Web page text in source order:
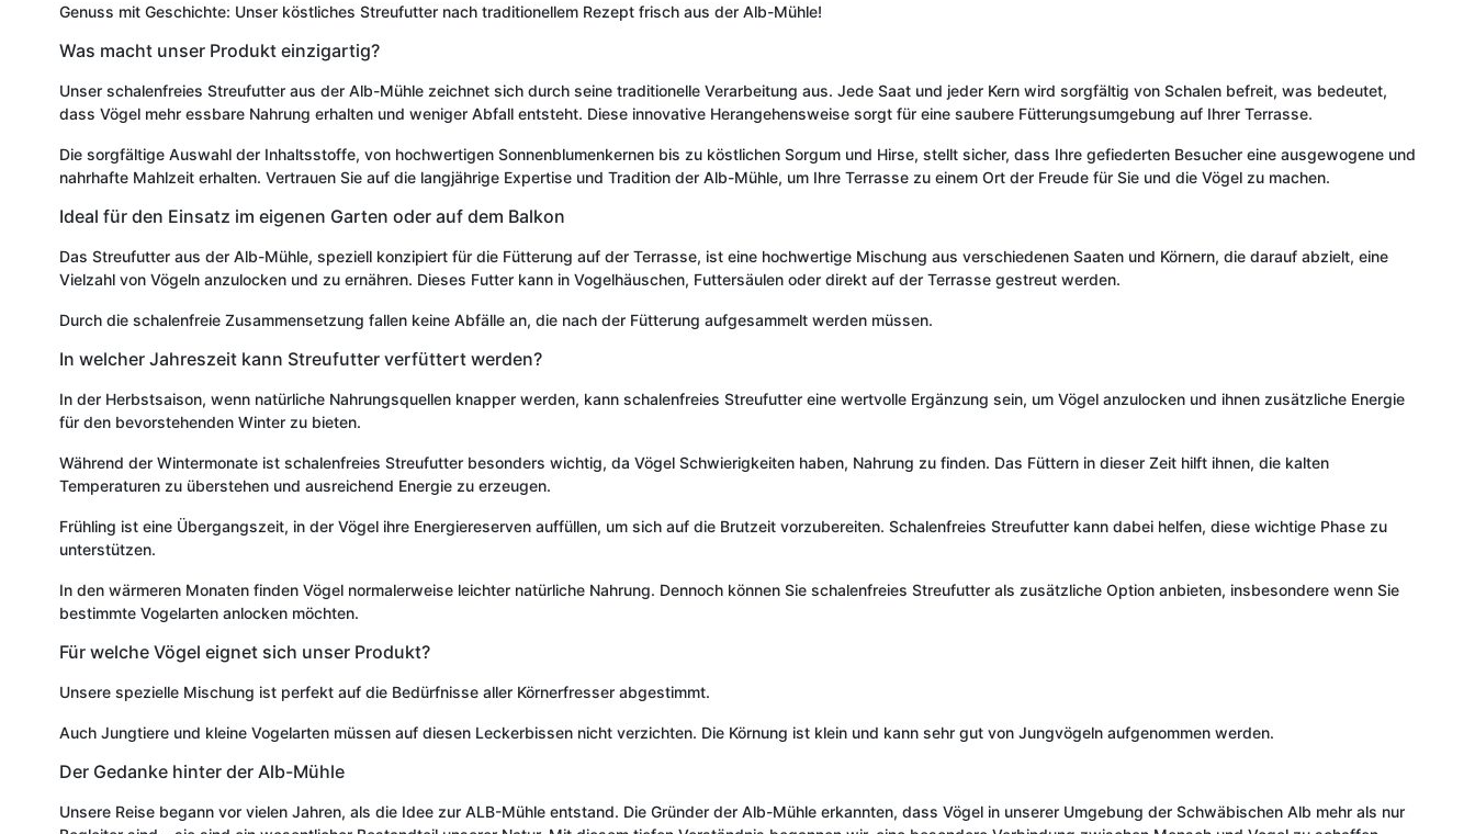
Genuss mit Geschichte: Unser köstliches Streufutter nach traditionellem Rezept frisch aus der Alb-Mühle!
Was macht unser Produkt einzigartig?
Unser schalenfreies Streufutter aus der Alb-Mühle zeichnet sich durch seine traditionelle Verarbeitung aus. Jede Saat und jeder Kern wird sorgfältig von Schalen befreit, was bedeutet,
dass Vögel mehr essbare Nahrung erhalten und weniger Abfall entsteht. Diese innovative Herangehensweise sorgt für eine saubere Fütterungsumgebung auf Ihrer Terrasse.
Die sorgfältige Auswahl der Inhaltsstoffe, von hochwertigen Sonnenblumenkernen bis zu köstlichen Sorgum und Hirse, stellt sicher, dass Ihre gefiederten Besucher eine ausgewogene und
nahrhafte Mahlzeit erhalten. Vertrauen Sie auf die langjährige Expertise und Tradition der Alb-Mühle, um Ihre Terrasse zu einem Ort der Freude für Sie und die Vögel zu machen.
Ideal für den Einsatz im eigenen Garten oder auf dem Balkon
Das Streufutter aus der Alb-Mühle, speziell konzipiert für die Fütterung auf der Terrasse, ist eine hochwertige Mischung aus verschiedenen Saaten und Körnern, die darauf abzielt, eine
Vielzahl von Vögeln anzulocken und zu ernähren. Dieses Futter kann in Vogelhäuschen, Futtersäulen oder direkt auf der Terrasse gestreut werden.
Durch die schalenfreie Zusammensetzung fallen keine Abfälle an, die nach der Fütterung aufgesammelt werden müssen.
In welcher Jahreszeit kann Streufutter verfüttert werden?
In der Herbstsaison, wenn natürliche Nahrungsquellen knapper werden, kann schalenfreies Streufutter eine wertvolle Ergänzung sein, um Vögel anzulocken und ihnen zusätzliche Energie
für den bevorstehenden Winter zu bieten.
Während der Wintermonate ist schalenfreies Streufutter besonders wichtig, da Vögel Schwierigkeiten haben, Nahrung zu finden. Das Füttern in dieser Zeit hilft ihnen, die kalten
Temperaturen zu überstehen und ausreichend Energie zu erzeugen.
Frühling ist eine Übergangszeit, in der Vögel ihre Energiereserven auffüllen, um sich auf die Brutzeit vorzubereiten. Schalenfreies Streufutter kann dabei helfen, diese wichtige Phase zu
unterstützen.
In den wärmeren Monaten finden Vögel normalerweise leichter natürliche Nahrung. Dennoch können Sie schalenfreies Streufutter als zusätzliche Option anbieten, insbesondere wenn Sie
bestimmte Vogelarten anlocken möchten.
Für welche Vögel eignet sich unser Produkt?
Unsere spezielle Mischung ist perfekt auf die Bedürfnisse aller Körnerfresser abgestimmt.
Auch Jungtiere und kleine Vogelarten müssen auf diesen Leckerbissen nicht verzichten. Die Körnung ist klein und kann sehr gut von Jungvögeln aufgenommen werden.
Der Gedanke hinter der Alb-Mühle
Unsere Reise begann vor vielen Jahren, als die Idee zur ALB-Mühle entstand. Die Gründer der Alb-Mühle erkannten, dass Vögel in unserer Umgebung der Schwäbischen Alb mehr als nur